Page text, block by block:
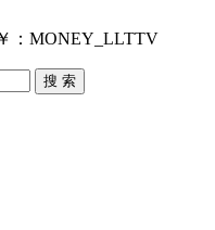
：MONEY_LLTTV